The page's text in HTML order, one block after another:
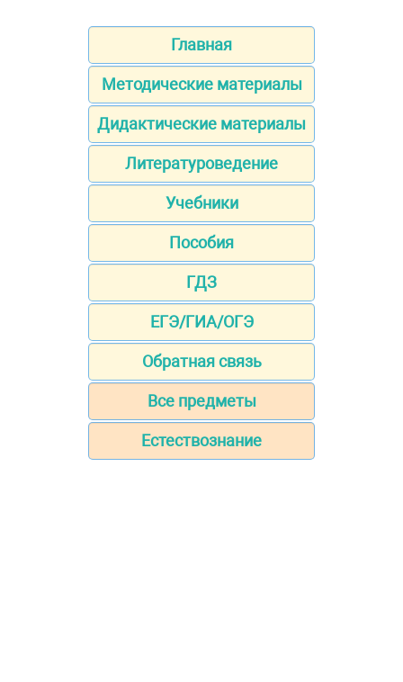
Главная
Методические материалы
Дидактические материалы
Литературоведение
Учебники
Пособия
ГДЗ
ЕГЭ/ГИА/ОГЭ
Обратная связь
Все предметы
Естествознание